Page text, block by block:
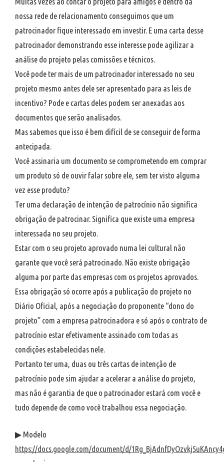
nossa rede de relacionamento conseguimos que um
patrocinador fique interessado em investir. E uma carta desse
patrocinador demonstrando esse interesse pode agilizar a
análise do projeto pelas comissões e técnicos.
Você pode ter mais de um patrocinador interessado no seu
projeto mesmo antes dele ser apresentado para as leis de
incentivo? Pode e cartas deles podem ser anexadas aos
documentos que serão analisados.
Mas sabemos que isso é bem difícil de se conseguir de forma
antecipada.
Você assinaria um documento se comprometendo em comprar
um produto só de ouvir falar sobre ele, sem ter visto alguma
vez esse produto?
Ter uma declaração de intenção de patrocínio não significa
obrigação de patrocinar. Significa que existe uma empresa
interessada no seu projeto.
Estar com o seu projeto aprovado numa lei cultural não
garante que você será patrocinado. Não existe obrigação
alguma por parte das empresas com os projetos aprovados.
Essa obrigação só ocorre após a publicação do projeto no
Diário Oficial, após a negociação do proponente “dono do
projeto” com a empresa patrocinadora e só após o contrato de
patrocínio estar efetivamente assinado com todas as
condições estabelecidas nele.
Portanto ter uma, duas ou três cartas de intenção de
patrocínio pode sim ajudar a acelerar a análise do projeto,
mas não é garantia de que o patrocinador estará com você e
tudo depende de como você trabalhou essa negociação.
▶ Modelo
https://docs.google.com/document/d/